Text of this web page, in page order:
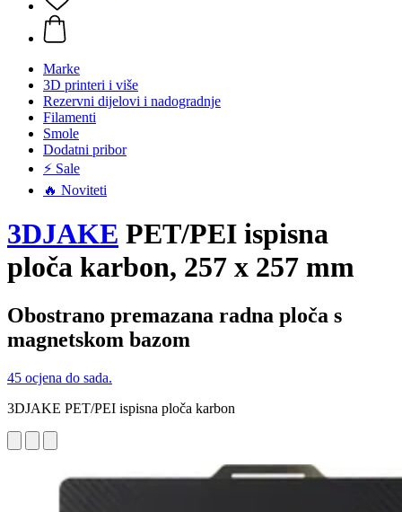
Marke
3D printeri i više
Rezervni dijelovi i nadogradnje
Filamenti
Smole
Dodatni pribor
⚡ Sale
🔥 Noviteti
3DJAKE PET/PEI ispisna
ploča karbon, 257 x 257 mm
Obostrano premazana radna ploča s
magnetskom bazom
45 ocjena do sada.
3DJAKE PET/PEI ispisna ploča karbon